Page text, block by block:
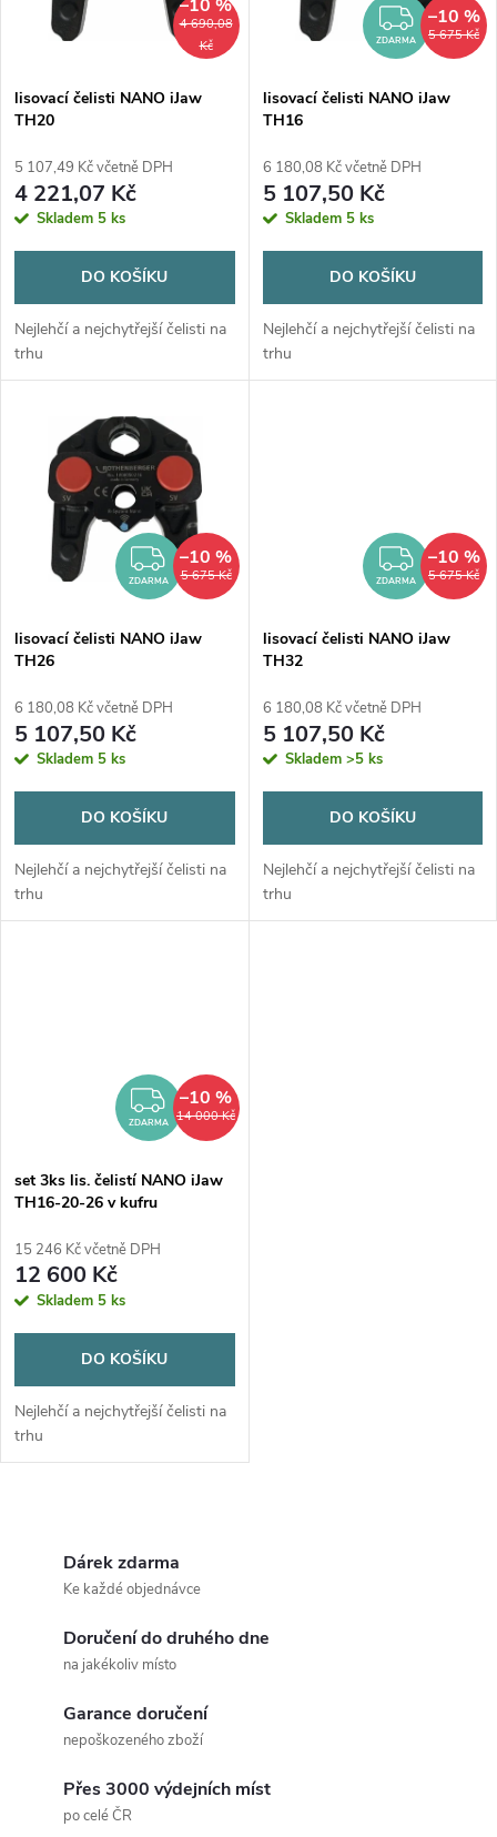
p
r
o
u
k
s
p
r
o
d
u
4 690,08
Kč
–10 %
lisovací čelisti NANO iJaw
TH20
5 107,49 Kč včetně DPH
4 221,07 Kč
Skladem 5 ks
DO KOŠÍKU
Nejlehčí a nejchytřejší čelisti na
trhu
ZDARMA 5 675 Kč
–10 %
lisovací čelisti NANO iJaw
TH16
6 180,08 Kč včetně DPH
5 107,50 Kč
Skladem 5 ks
DO KOŠÍKU
Nejlehčí a nejchytřejší čelisti na
trhu
ZDARMA
ZDARMA 5 675 Kč
–10 %
lisovací čelisti NANO iJaw
TH26
6 180,08 Kč včetně DPH
5 107,50 Kč
Skladem 5 ks
DO KOŠÍKU
Nejlehčí a nejchytřejší čelisti na
trhu
ZDARMA 5 675 Kč
–10 %
lisovací čelisti NANO iJaw
TH32
6 180,08 Kč včetně DPH
5 107,50 Kč
Skladem >5 ks
DO KOŠÍKU
Nejlehčí a nejchytřejší čelisti na
trhu
ZDARMA
ZDARMA 14 000 Kč
–10 %
set 3ks lis. čelistí NANO iJaw
TH16-20-26 v kufru
15 246 Kč včetně DPH
12 600 Kč
Skladem 5 ks
DO KOŠÍKU
Nejlehčí a nejchytřejší čelisti na
trhu
Dárek zdarma
Ke každé objednávce
Doručení do druhého dne
na jakékoliv místo
Garance doručení
nepoškozeného zboží
Přes 3000 výdejních míst
po celé ČR